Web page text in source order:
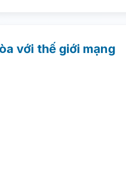
với thế giới mạng